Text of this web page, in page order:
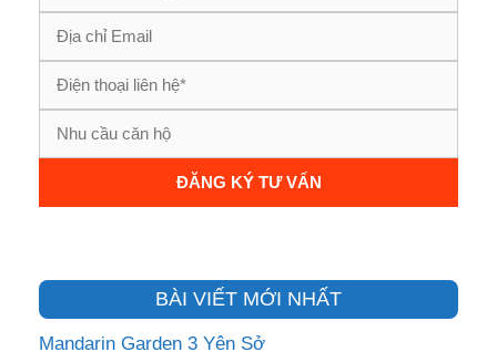
BÀI VIẾT MỚI NHẤT
Mandarin Garden 3 Yên Sở